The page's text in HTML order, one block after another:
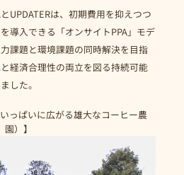
UPDATERは、初期費用を抑えつつ
導入できる「オンサイトPPA」モデ
課題と環境課題の同時解決を目指
経済合理性の両立を図る持続可能
した。
っぱいに広がる雄大なコーヒー農
園）】